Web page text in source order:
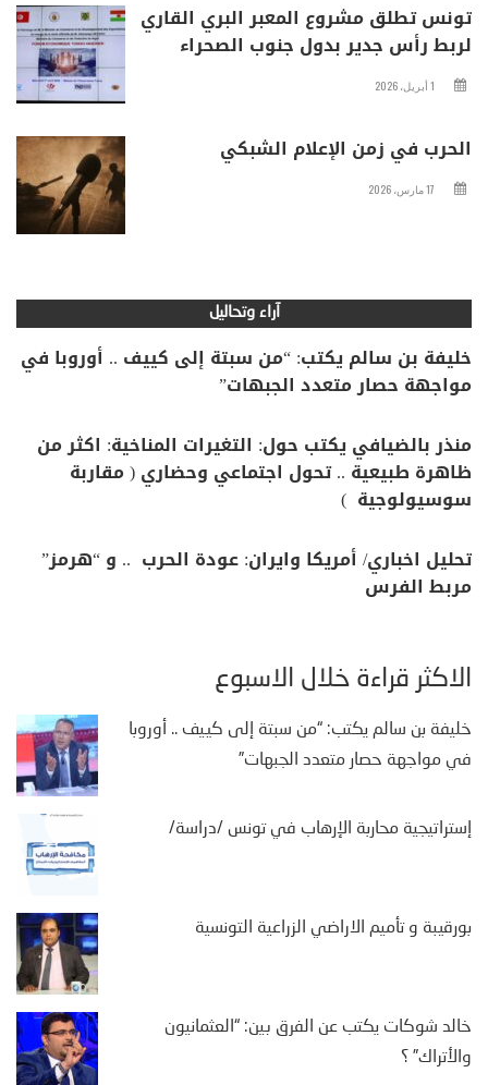
تونس تطلق مشروع المعبر البري القاري
لربط رأس جدير بدول جنوب الصحراء
1 أبريل، 2026
الحرب في زمن الإعلام الشبكي
17 مارس، 2026
آراء وتحاليل
خليفة بن سالم يكتب: “من سبتة إلى كييف .. أوروبا في
مواجهة حصار متعدد الجبهات”
منذر بالضيافي يكتب حول: التغيرات المناخية: اكثر من
ظاهرة طبيعية .. تحول اجتماعي وحضاري ( مقاربة
سوسيولوجية )
تحليل اخباري/ أمريكا وايران: عودة الحرب .. و “هرمز”
مربط الفرس
الأكثر قراءة خلال الأسبوع
خليفة بن سالم يكتب: “من سبتة إلى كييف .. أوروبا
في مواجهة حصار متعدد الجبهات”
إستراتيجية محاربة الإرهاب في تونس /دراسة/
بورقيبة و تأميم الاراضي الزراعية التونسية
خالد شوكات يكتب عن الفرق بين: “العثمانيون
والأتراك” ؟